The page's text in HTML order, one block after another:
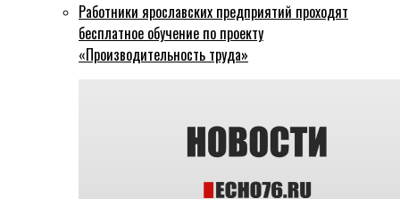
Работники ярославских предприятий проходят
бесплатное обучение по проекту
«Производительность труда»